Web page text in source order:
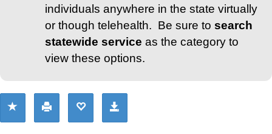
individuals anywhere in the state virtually
or though telehealth. Be sure to search
statewide service as the category to
view these options.